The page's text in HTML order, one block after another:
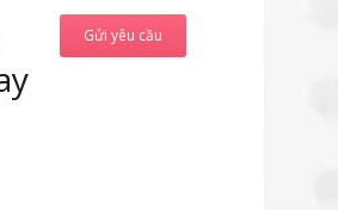
Gửi yêu cầu